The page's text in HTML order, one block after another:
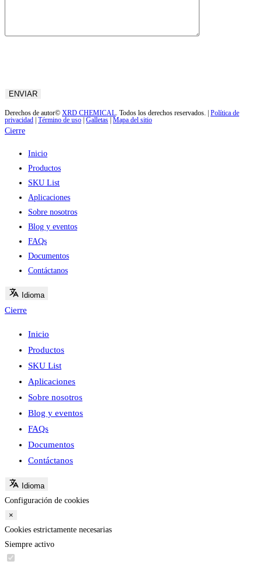
Derechos de autor© XRD CHEMICAL . Todos los derechos reservados. | Política de
privacidad | Término de uso | Galletas | Mapa del sitio
Cierre
Inicio
Productos
SKU List
Aplicaciones
Sobre nosotros
Blog y eventos
FAQs
Documentos
Contáctanos
Idioma
Cierre
Inicio
Productos
SKU List
Aplicaciones
Sobre nosotros
Blog y eventos
FAQs
Documentos
Contáctanos
Idioma
Configuración de cookies
×
Cookies estrictamente necesarias
Siempre activo